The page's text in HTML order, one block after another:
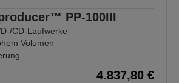
PP-100III
CD-Laufwerke
Volumen
4.837,80 €